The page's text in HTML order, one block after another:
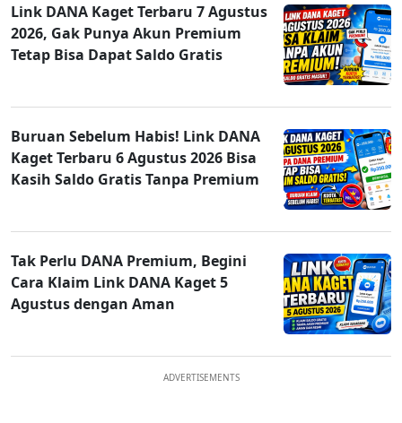
Link DANA Kaget Terbaru 7 Agustus
2026, Gak Punya Akun Premium
Tetap Bisa Dapat Saldo Gratis
Buruan Sebelum Habis! Link DANA
Kaget Terbaru 6 Agustus 2026 Bisa
Kasih Saldo Gratis Tanpa Premium
Tak Perlu DANA Premium, Begini
Cara Klaim Link DANA Kaget 5
Agustus dengan Aman
ADVERTISEMENTS